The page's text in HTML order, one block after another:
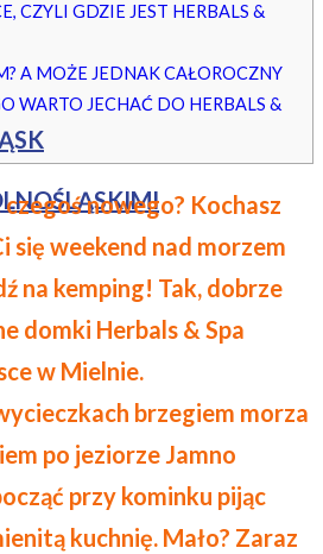
CZYLI GDZIE JEST HERBALS &
A MOŻE JEDNAK CAŁOROCZNY
WARTO JECHAĆ DO HERBALS &
nowego? Kochasz
się weekend nad morzem
na kemping! Tak, dobrze
domki Herbals & Spa
w Mielnie.
brzegiem morza
po jeziorze Jamno
przy kominku pijąc
kuchnię. Mało? Zaraz